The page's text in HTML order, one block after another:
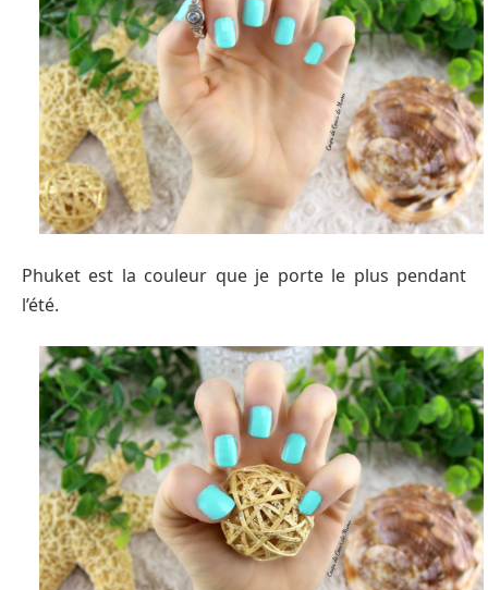
Phuket est la couleur que je porte le plus pendant
l’été.